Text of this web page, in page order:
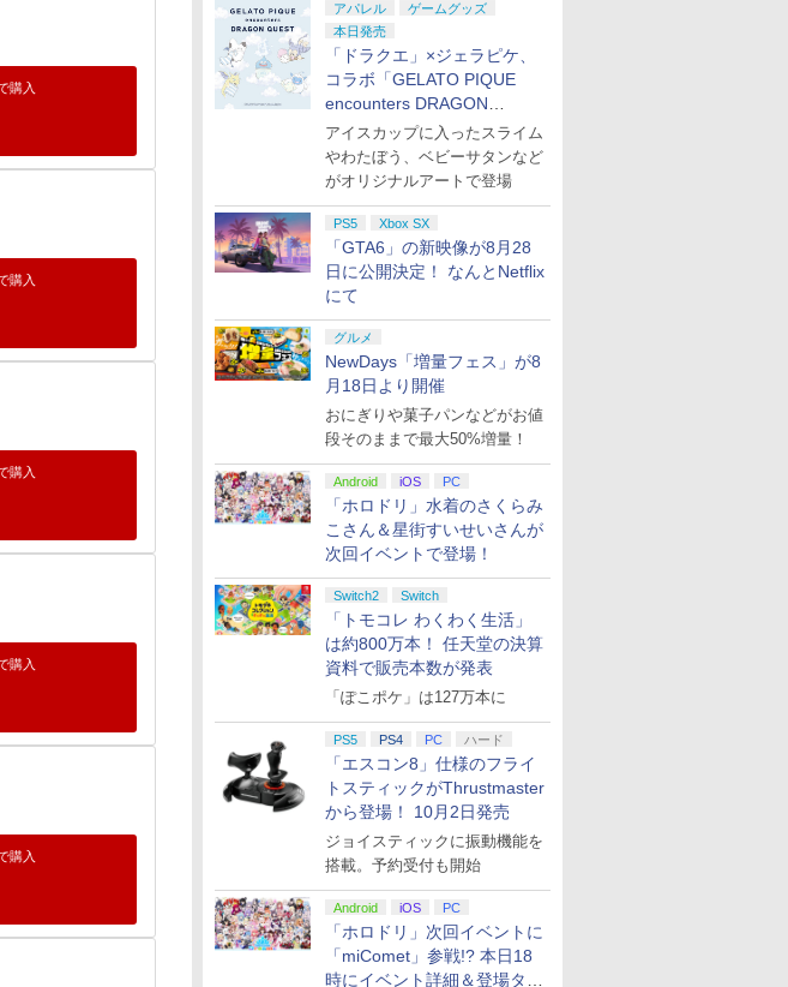
アパレル
ゲームグッズ
本日発売
「ドラクエ」×ジェラピケ、
コラボ「GELATO PIQUE
encounters DRAGON
QUEST」第2弾が本日発売
アイスカップに入ったスライム
やわたぼう、ベビーサタンなど
がオリジナルアートで登場
PS5 Xbox SX
「GTA6」の新映像が8月28
日に公開決定！ なんとNetflix
にて
グルメ
NewDays「増量フェス」が8
月18日より開催
おにぎりや菓子パンなどがお値
段そのままで最大50%増量！
Android iOS PC
「ホロドリ」水着のさくらみ
こさん＆星街すいせいさんが
次回イベントで登場！
Switch2 Switch
「トモコレ わくわく生活」
は約800万本！ 任天堂の決算
資料で販売本数が発表
「ぽこポケ」は127万本に
PS5 PS4 PC ハード
「エスコン8」仕様のフライ
トスティックがThrustmaster
から登場！ 10月2日発売
ジョイスティックに振動機能を
搭載。予約受付も開始
Android iOS PC
「ホロドリ」次回イベントに
「miComet」参戦!? 本日18
時にイベント詳細＆登場タレ
購入
購入
購入
購入
購入